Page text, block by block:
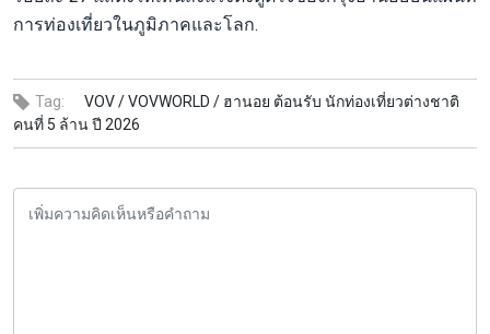
การท่องเที่ยวในภูมิภาคและโลก.
Tag: VOV /VOVWORLD / ฮานอย ต้อนรับ นักท่องเที่ยวต่างชาติ
คนที่ 5 ล้าน ปี 2026